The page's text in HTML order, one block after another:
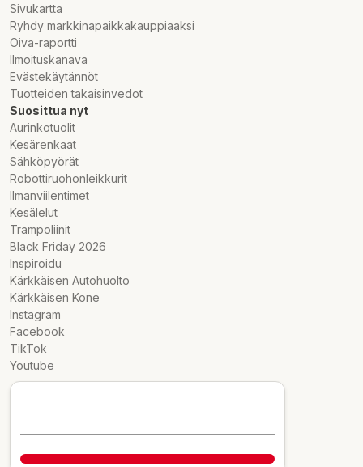
Sivukartta
Ryhdy markkinapaikkakauppiaaksi
Oiva-raportti
Ilmoituskanava
Evästekäytännöt
Tuotteiden takaisinvedot
Suosittua nyt
Aurinkotuolit
Kesärenkaat
Sähköpyörät
Robottiruohonleikkurit
Ilmanviilentimet
Kesälelut
Trampoliinit
Black Friday 2026
Inspiroidu
Kärkkäisen Autohuolto
Kärkkäisen Kone
Instagram
Facebook
TikTok
Youtube